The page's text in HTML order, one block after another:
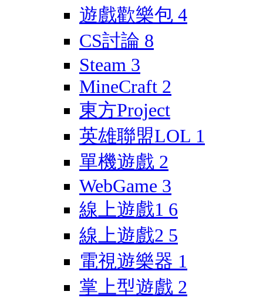
遊戲歡樂包 4
CS討論 8
Steam 3
MineCraft 2
東方Project
英雄聯盟LOL 1
單機遊戲 2
WebGame 3
線上遊戲1 6
線上遊戲2 5
電視遊樂器 1
掌上型遊戲 2